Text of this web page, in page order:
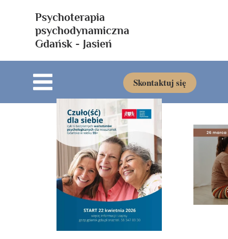
Psychoterapia
psychodynamiczna
Gdańsk - Jasień
Skontaktuj się